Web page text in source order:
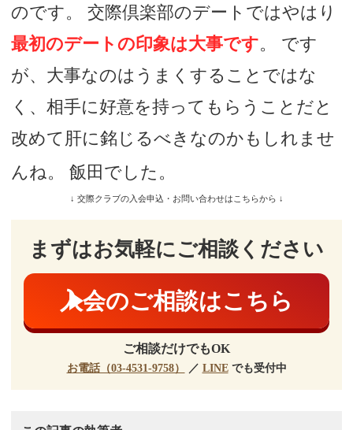
のです。 交際倶楽部のデートではやはり
最初のデートの印象は大事です。 です
が、大事なのはうまくすることではな
く、相手に好意を持ってもらうことだと
改めて肝に銘じるべきなのかもしれませ
んね。 飯田でした。
↓ 交際クラブの入会申込・お問い合わせはこちらから ↓
まずはお気軽にご相談ください
入会のご相談はこちら
ご相談だけでもOK
お電話（03-4531-9758） ／ LINEでも受付中